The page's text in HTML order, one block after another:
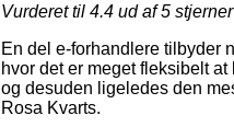
Vurderet til 4.4 ud af 5
En del e-forhandlere tilbyder
hvor det er meget fleksibelt
og desuden ligeledes den
Rosa Kvarts.